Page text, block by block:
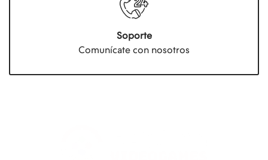
Soporte
Comunícate con nosotros